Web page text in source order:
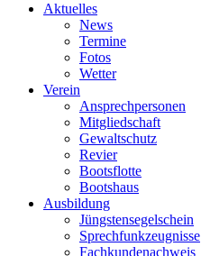
Aktuelles
News
Termine
Fotos
Wetter
Verein
Ansprechpersonen
Mitgliedschaft
Gewaltschutz
Revier
Bootsflotte
Bootshaus
Ausbildung
Jüngstensegelschein
Sprechfunkzeugnisse
Fachkundenachweis